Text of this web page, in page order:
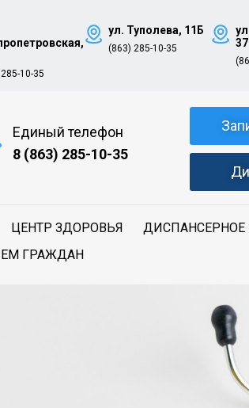
10-35
ул. Туполева, 11Б
(863) 285-10-35
37
Единый телефон
8 (863) 285-10-35
ЦЕНТР ЗДОРОВЬЯ
ГРАЖДАН